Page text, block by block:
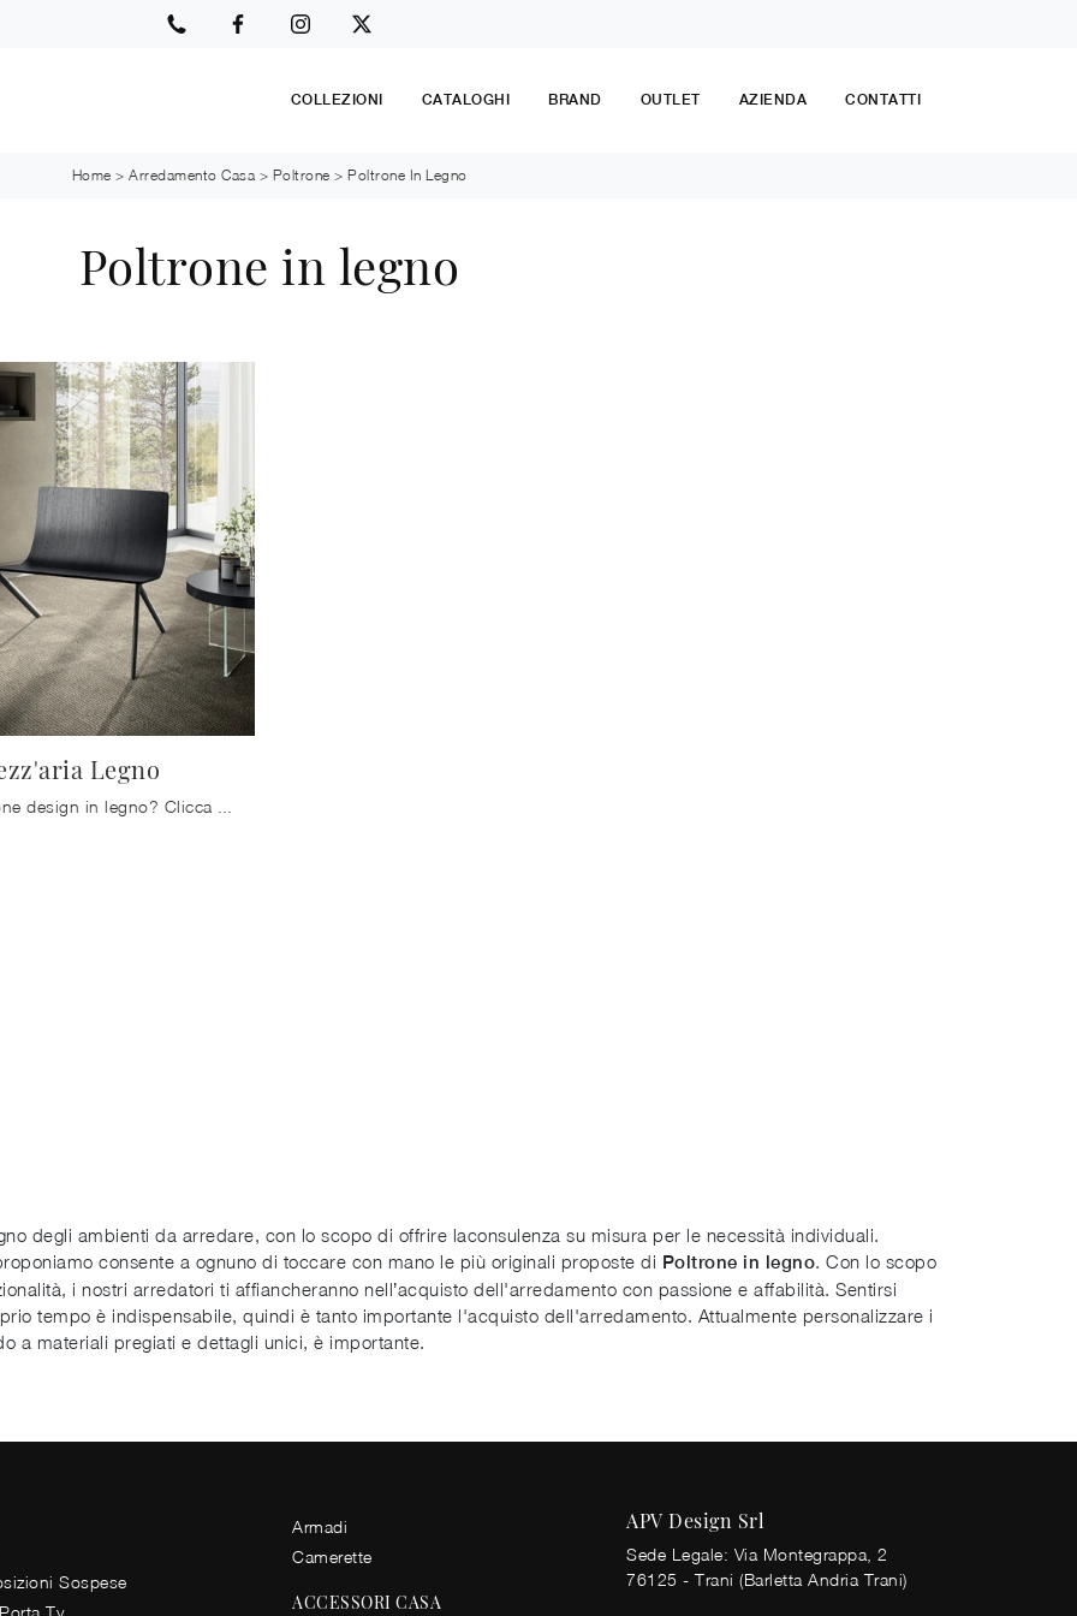
COLLEZIONI CATALOGHI BRAND OUTLET AZIENDA CONTATTI
Home > Arredamento Casa > Poltrone > Poltrone In Legno
Poltrone in legno
Legno
degli ambienti da arredare, con lo scopo di offrire laconsulenza su misura per le necessità individuali.
consente a ognuno di toccare con mano le più originali proposte di Poltrone in legno. Con lo scopo
i nostri arredatori ti affiancheranno nell’acquisto dell'arredamento con passione e affabilità. Sentirsi
tempo è indispensabile, quindi è tanto importante l'acquisto dell'arredamento. Attualmente personalizzare i
a materiali pregiati e dettagli unici, è importante.
Sospese
Tv
Armadi
Camerette
ACCESSORI CASA
APV Design Srl
Sede Legale: Via Montegrappa, 2
76125 - Trani (Barletta Andria Trani)